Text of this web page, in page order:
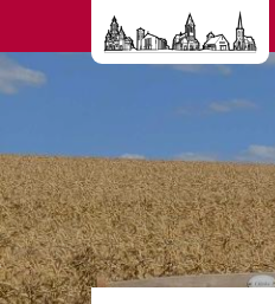
Zum Inhalt springen